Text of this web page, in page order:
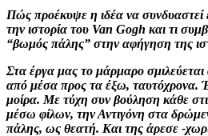
Πώς προέκυψε η ιδέα να συνδυαστεί
την ιστορία του Van Gogh και τι
“βωμός πάλης” στην αφήγηση της
Στα έργα μας το μάρμαρο
από μέσα προς τα έξω, ταυτόχρονα.
μοίρα. Με τύχη συν βούληση κάθε
μέσω φίλων, την Αντιγόνη στα
πάλης, ως θεατή. Και της άρεσε -